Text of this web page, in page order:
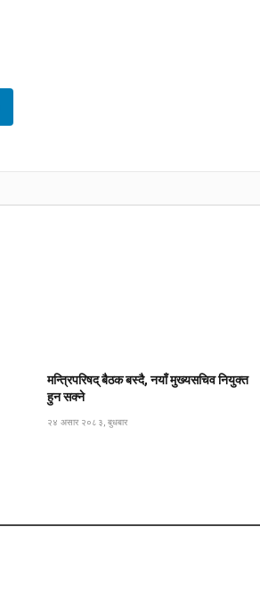
मन्त्रिपरिषद् बैठक बस्दै, नयाँ मुख्यसचिव नियुक्त
हुन सक्ने
२४ असार २०८३, बुधबार